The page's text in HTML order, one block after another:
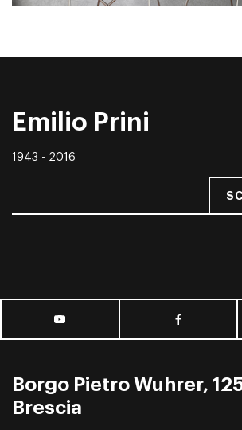
Emilio Prini
1943 - 2016
Borgo Pietro Wuhrer,
Brescia